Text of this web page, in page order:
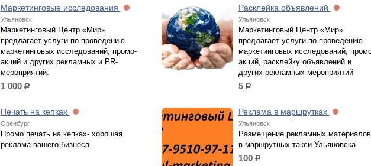
Маркетинговые исследования
Ульяновск
Маркетинговый Центр «Мир»
предлагает услуги по проведению
маркетинговых исследований, промо-
акций и других рекламных и PR-
мероприятий.
1 000 р.
Расклейка объявлений
Ульяновск
Маркетинговый Центр «Мир»
предлагает услуги по проведению
маркетинговых исследований,
акций, расклейку объявлений и
других рекламных мероприятий
5 р.
Печать на кепках
Оренбург
Промо печать на кепках- хорошая
реклама вашего бизнеса
Реклама в маршрутках
Ульяновск
Размещение рекламных материалов
в маршрутных такси Ульяновска
100 р.